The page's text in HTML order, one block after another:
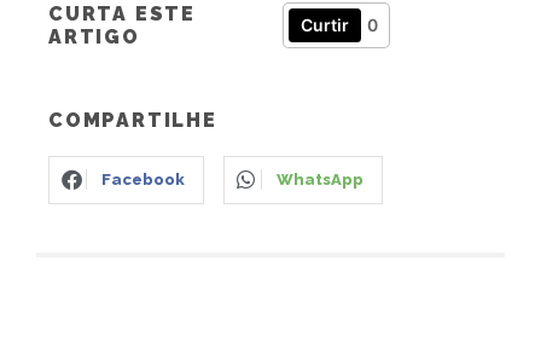
CURTA ESTE
ARTIGO
Curtir 0
COMPARTILHE
Facebook WhatsApp